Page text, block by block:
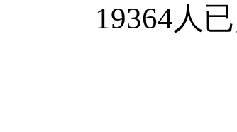
19364人